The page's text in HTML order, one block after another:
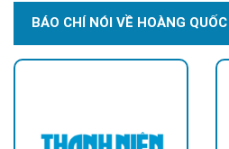
3. Nhà xưởng, bãi xe
Lắp cao 5–7m giúp phủ
BÁO CHÍ NÓI VỀ HOÀNG